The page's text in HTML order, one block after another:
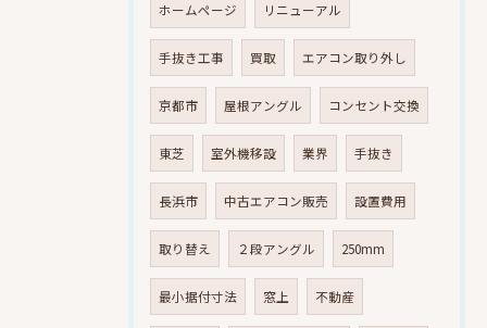
ホームページ リニューアル
手抜き工事 買取 エアコン取り外し
京都市 屋根アングル コンセント交換
東芝 室外機移設 業界 手抜き
長浜市 中古エアコン販売 設置費用
取り替え ２段アングル 250mm
最小据付寸法 窓上 不動産